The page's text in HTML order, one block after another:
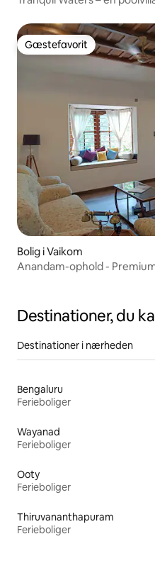
Gæstefavorit
Gæstefavorit
Bolig i Vaikom
Anandam-ophold -
Destinationer, du
Destinationer i nærheden
Bengaluru
Ferieboliger
Wayanad
Ferieboliger
Ooty
Ferieboliger
Thiruvananthapuram
Ferieboliger